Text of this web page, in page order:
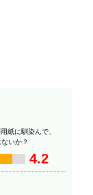
紙に馴染んで、
いか？
4.2